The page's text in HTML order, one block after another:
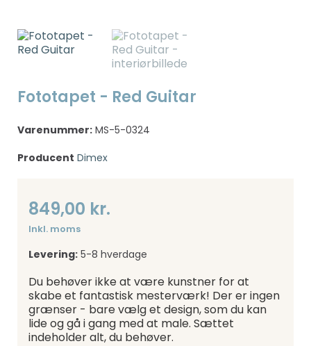
Fototapet - Red Guitar
Varenummer: MS-5-0324
Producent Dimex
849,00 kr.
Inkl. moms
Levering: 5-8 hverdage
Du behøver ikke at være kunstner for at
skabe et fantastisk mesterværk! Der er ingen
grænser - bare vælg et design, som du kan
lide og gå i gang med at male. Sættet
indeholder alt, du behøver.